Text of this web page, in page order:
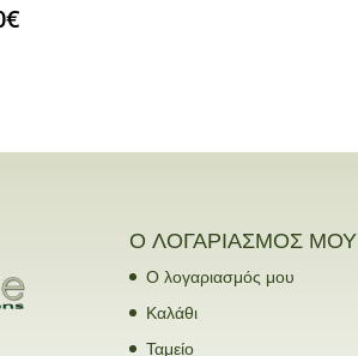
€
Ο ΛΟΓΑΡΙΑΣΜΟΣ ΜΟΥ
Ο λογαριασμός μου
Καλάθι
Ταμείο